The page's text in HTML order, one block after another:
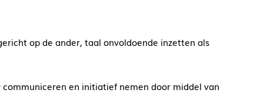
op de ander, taal onvoldoende inzetten als
en initiatief nemen door middel van